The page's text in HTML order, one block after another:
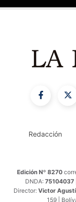
Redacción
Edición Nº 8270
DNDA: 75104037
Director: Victor
159 |